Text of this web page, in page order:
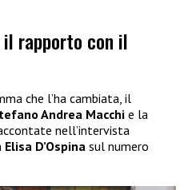
il rapporto con il
che l’ha cambiata, il
Andrea Macchi e la
nell’intervista
Elisa D’Ospina sul numero